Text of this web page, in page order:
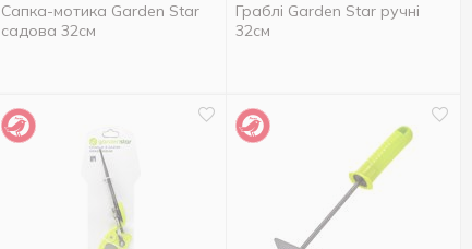
Сапка-мотика Garden Star
садова 32см
Граблі Garden Star ручні
32см